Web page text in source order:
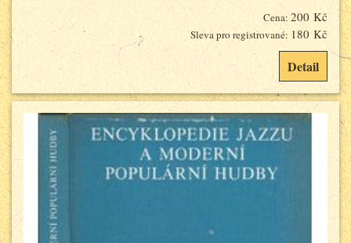
Cena: 200 Kč
Sleva pro registrované: 180 Kč
Detail